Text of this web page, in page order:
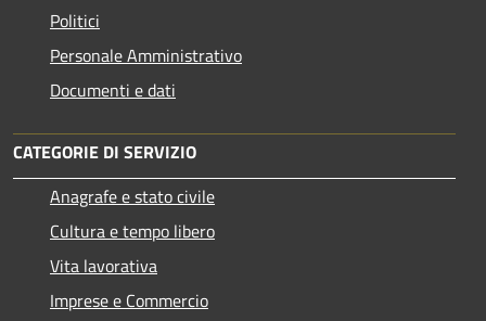
Politici
Personale Amministrativo
Documenti e dati
CATEGORIE DI SERVIZIO
Anagrafe e stato civile
Cultura e tempo libero
Vita lavorativa
Imprese e Commercio